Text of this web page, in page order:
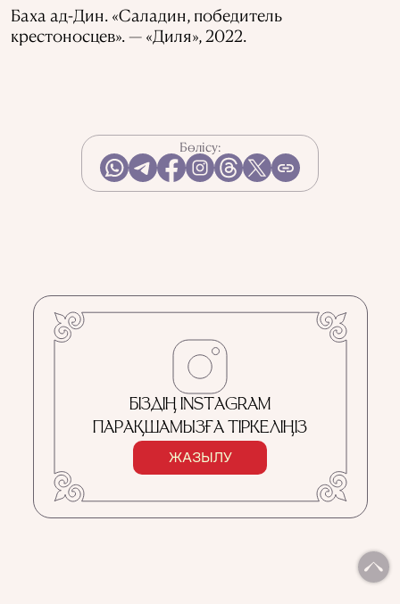
Баха ад-Дин. «Саладин, победитель
крестоносцев». — «Диля», 2022.
Бөлісу:
БІЗДІҢ INSTAGRAM
ПАРАҚШАМЫЗҒА ТІРКЕЛІҢІЗ
ЖАЗЫЛУ